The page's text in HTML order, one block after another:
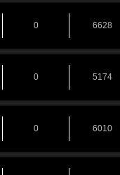
0 6628
0 5174
0 6010